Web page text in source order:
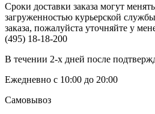
Сроки доставки заказа могут
загруженностью курьерской
заказа, пожалуйста уточняйте у
(495) 18-18-200
В течении 2-х дней после
Ежедневно с 10:00 до 20:00
Самовывоз